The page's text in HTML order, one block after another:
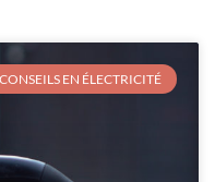
CONSEILS EN ÉLECTRICITÉ